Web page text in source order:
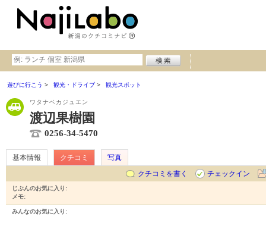
遊びに行こう 観光・ドライブ 観光スポット
ワタナベカジュエン
渡辺果樹園
0256-34-5470
基本情報 クチコミ
写真
クチコミを書く
チェックイン
じぶんのお気に入り:
メモ:
みんなのお気に入り: